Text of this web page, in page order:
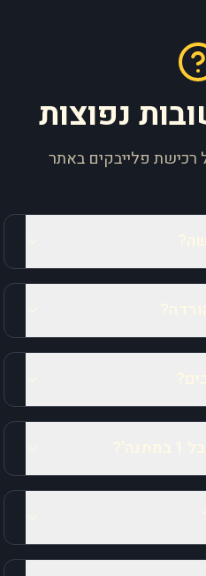
נפוצות
פלייבקים באתר